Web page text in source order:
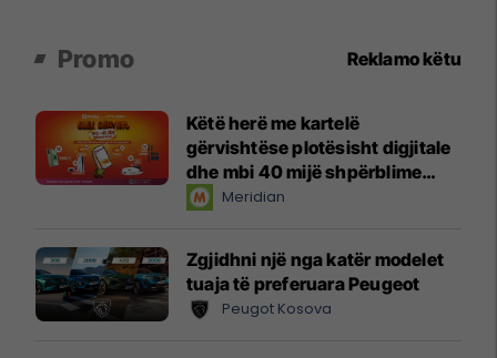
Promo Reklamo këtu
Këtë herë me kartelë
gërvishtëse plotësisht digjitale
dhe mbi 40 mijë shpërblime
instant!Meridian
Zgjidhni një nga katër modelet
tuaja të preferuara Peugeot
Peugot Kosova